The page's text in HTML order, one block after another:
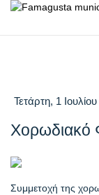
Τετάρτη, 1
Χορωδιακό
Συμμετοχή της